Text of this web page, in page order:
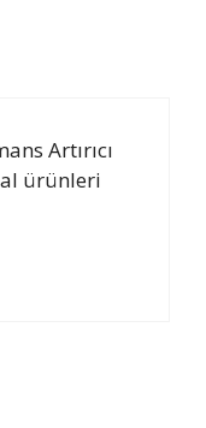
Artırıcı
ürünleri